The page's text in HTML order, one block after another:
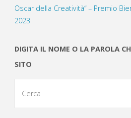
Oscar della Creatività” – Premio
2023
DIGITA IL NOME O LA PAROLA
SITO